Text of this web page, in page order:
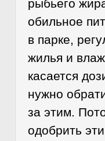
рыбьего
обильное
в парке,
жилья и
касается
нужно
за этим.
одобрить